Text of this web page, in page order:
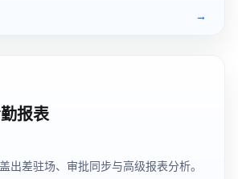
→
报表
出差驻场、审批同步与高级报表分析。